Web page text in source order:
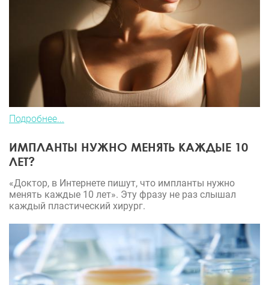
Подробнее...
ИМПЛАНТЫ НУЖНО МЕНЯТЬ КАЖДЫЕ 10
ЛЕТ?
«Доктор, в Интернете пишут, что импланты нужно
менять каждые 10 лет». Эту фразу не раз слышал
каждый пластический хирург.